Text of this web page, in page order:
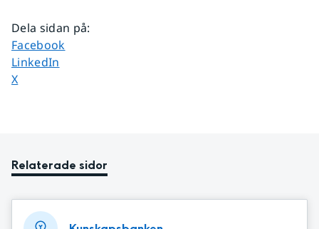
Dela sidan på:
Dela sidan på
Facebook
Dela sidan på
LinkedIn
Dela sidan på
X
Relaterade sidor